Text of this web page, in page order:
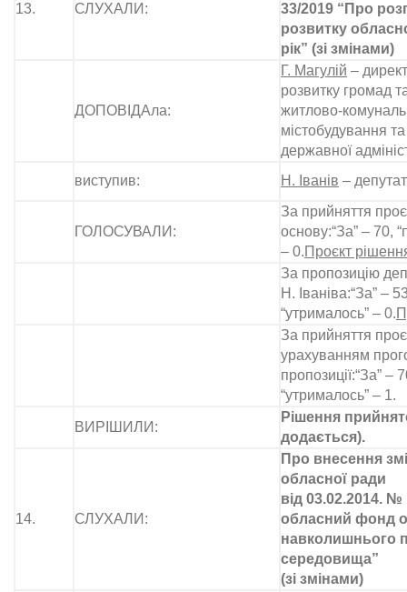
13. СЛУХАЛИ:
33/2019 “Про
розвитку
рік” (зі змінами)
ДОПОВІДАла:
Г. Магулій –
розвитку громад
житлово-
містобудування
державної
виступив:
Н. Іванів –
ГОЛОСУВАЛИ:
За прийняття
основу:“За” – 70,
– 0.Проєкт
За пропозицію
Н. Іваніва:“За” –
“утрималось” – 0.
За прийняття
урахуванням
пропозиції:“За” –
“утрималось” – 1.
ВИРІШИЛИ:
Рішення
додається).
14. СЛУХАЛИ:
Про внесення
обласної ради
від 03.02.2014. №
обласний фонд
навколишнього
середовища”
(зі змінами)